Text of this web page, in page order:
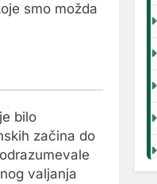
smo možda
bilo
začina do
valjanja